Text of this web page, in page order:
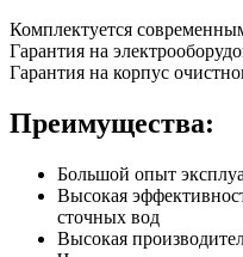
Комплектуется
Гарантия на
Гарантия на корпус
Преимущества:
Большой опыт
Высокая
сточных вод
Высокая